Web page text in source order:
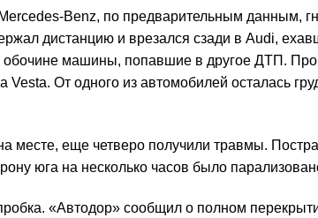
Benz, по предварительным данным,
дистанцию и врезался сзади в Audi,
обочине машины, попавшие в другое ДТП.
Vesta. От одного из автомобилей осталась
месте, еще четверо получили травмы.
юга на несколько часов было
«Автодор» сообщил о полном